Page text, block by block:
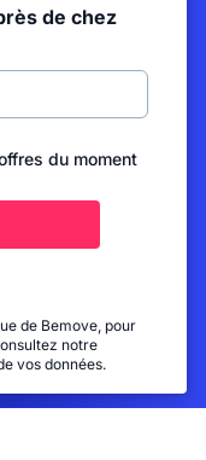
de chez
du moment
de Bemove, pour
notre
vos données.